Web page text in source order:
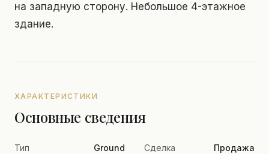
на западную сторону. Небольшое 4-этажное
здание.
ХАРАКТЕРИСТИКИ
Основные сведения
Тип
Ground
Сделка Продажа